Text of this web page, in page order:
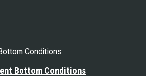
Bottom Conditions